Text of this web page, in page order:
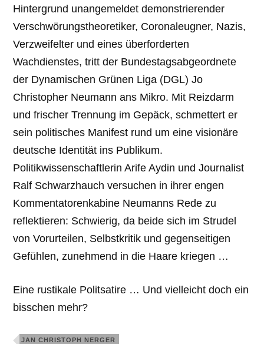
Hintergrund unangemeldet demonstrierender
Verschwörungstheoretiker, Coronaleugner, Nazis,
Verzweifelter und eines überforderten
Wachdienstes, tritt der Bundestagsabgeordnete
der Dynamischen Grünen Liga (DGL) Jo
Christopher Neumann ans Mikro. Mit Reizdarm
und frischer Trennung im Gepäck, schmettert er
sein politisches Manifest rund um eine visionäre
deutsche Identität ins Publikum.
Politikwissenschaftlerin Arife Aydin und Journalist
Ralf Schwarzhauch versuchen in ihrer engen
Kommentatorenkabine Neumanns Rede zu
reflektieren: Schwierig, da beide sich im Strudel
von Vorurteilen, Selbstkritik und gegenseitigen
Gefühlen, zunehmend in die Haare kriegen …
Eine rustikale Politsatire … Und vielleicht doch ein
bisschen mehr?
JAN CHRISTOPH NERGER